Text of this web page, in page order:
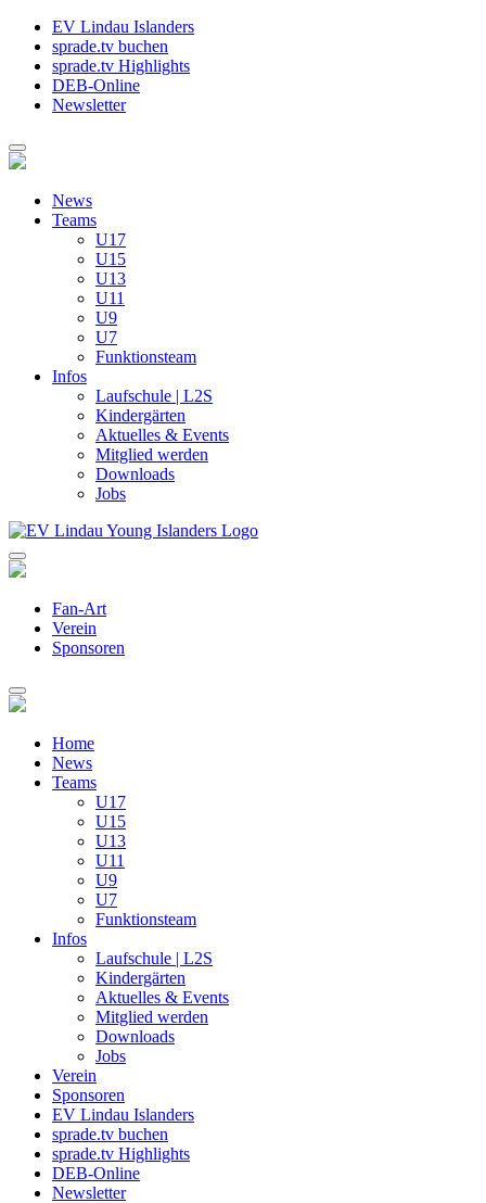
EV Lindau Islanders
sprade.tv buchen
sprade.tv Highlights
DEB-Online
Newsletter
News
Teams
U17
U15
U13
U11
U9
U7
Funktionsteam
Infos
Laufschule | L2S
Kindergärten
Aktuelles & Events
Mitglied werden
Downloads
Jobs
Fan-Art
Verein
Sponsoren
Home
News
Teams
U17
U15
U13
U11
U9
U7
Funktionsteam
Infos
Laufschule | L2S
Kindergärten
Aktuelles & Events
Mitglied werden
Downloads
Jobs
Verein
Sponsoren
EV Lindau Islanders
sprade.tv buchen
sprade.tv Highlights
DEB-Online
Newsletter